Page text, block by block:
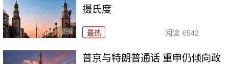
摄氏度
最热 阅读 6542
普京与特朗普通话 重申仍倾向政